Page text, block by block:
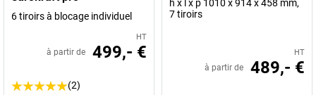
6 tiroirs à blocage individuel
HT
à partir de 499,- €
(2)
h x l x p 1010 x 914 x 458 mm,
7 tiroirs
HT
à partir de 489,- €